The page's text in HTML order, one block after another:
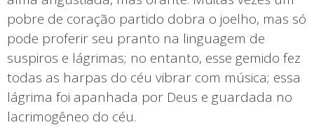
pobre de coração partido dobra o joelho, mas só
pode proferir seu pranto na linguagem de
suspiros e lágrimas; no entanto, esse gemido fez
todas as harpas do céu vibrar com música; essa
lágrima foi apanhada por Deus e guardada no
lacrimogêneo do céu.